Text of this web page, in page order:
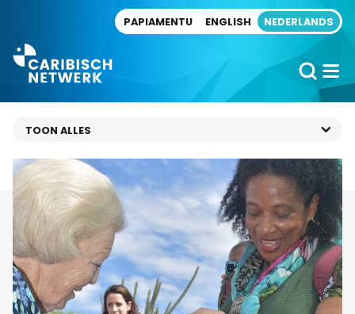
PAPIAMENTU ENGLISH NEDERLANDS